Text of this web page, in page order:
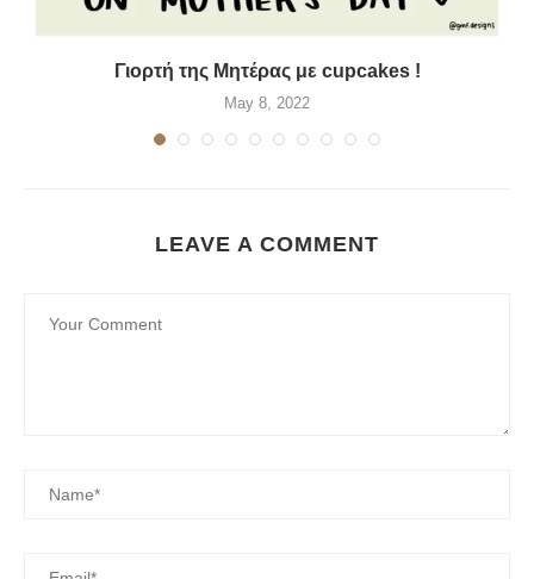
Γιορτή της Μητέρας με cupcakes !
May 8, 2022
LEAVE A COMMENT